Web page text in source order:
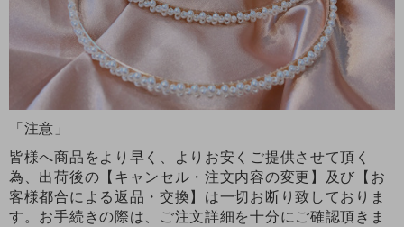
「注意」
皆様へ商品をより早く、よりお安くご提供させて頂く
為、出荷後の【キャンセル・注文内容の変更】及び【お
客様都合による返品・交換】は一切お断り致しておりま
す。お手続きの際は、ご注文詳細を十分にご確認頂きま